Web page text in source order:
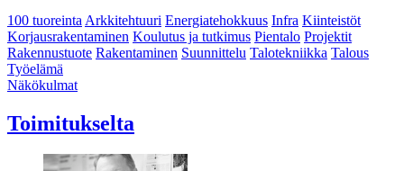
100 tuoreintaArkkitehtuuri Energiatehokkuus Infra Kiinteistöt
Korjausrakentaminen Koulutus ja tutkimus Pientalo Projektit
Rakennustuote Rakentaminen Suunnittelu Talotekniikka Talous
Työelämä
Näkökulmat
Toimitukselta